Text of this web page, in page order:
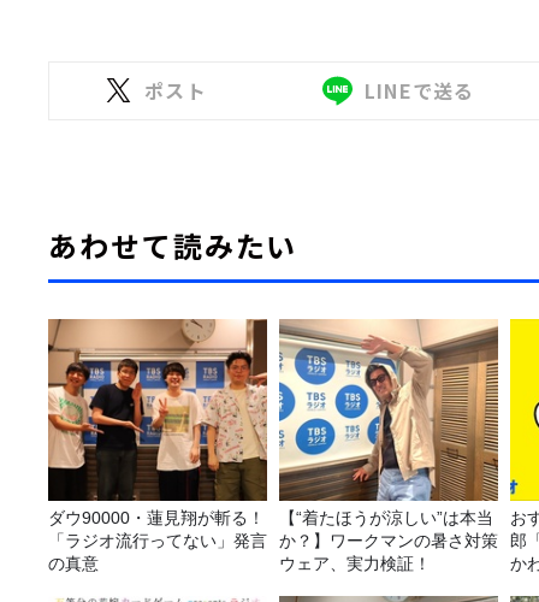
ポスト LINEで送る
あわせて読みたい
ダウ90000・蓮見翔が斬る！
「ラジオ流行ってない」発言
の真意
【“着たほうが涼しい”は本当
か？】ワークマンの暑さ対策
ウェア、実力検証！
お
郎
か